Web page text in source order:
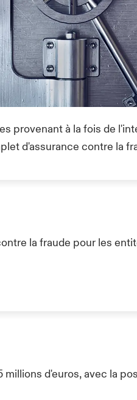
provenant à la fois de
d'assurance contre la
la fraude pour les
millions d'euros, avec la